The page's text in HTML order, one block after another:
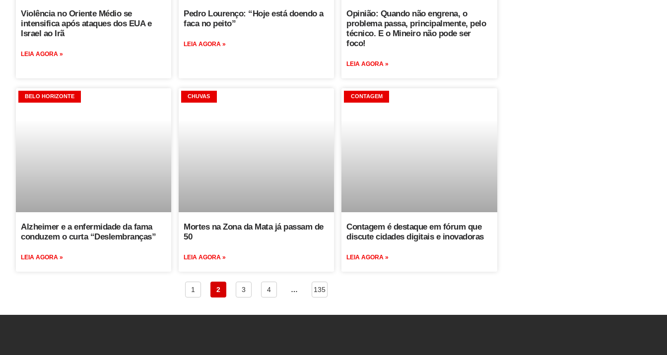
Violência no Oriente Médio se
intensifica após ataques dos EUA e
Israel ao Irã
LEIA AGORA »
Pedro Lourenço: “Hoje está doendo a
faca no peito”
LEIA AGORA »
Opinião: Quando não engrena, o
problema passa, principalmente, pelo
técnico. E o Mineiro não pode ser
foco!
LEIA AGORA »
BELO HORIZONTE
Alzheimer e a enfermidade da fama
conduzem o curta “Deslembranças”
LEIA AGORA »
CHUVAS
Mortes na Zona da Mata já passam de
50
LEIA AGORA »
CONTAGEM
Contagem é destaque em fórum que
discute cidades digitais e inovadoras
LEIA AGORA »
1 2 3 4 … 135